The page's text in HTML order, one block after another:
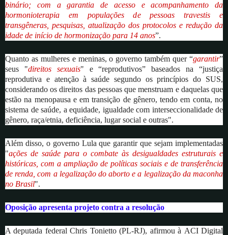
binário; com a garantia de acesso e acompanhamento da
hormonioterapia em populações de pessoas travestis e
transgêneras, pesquisas, atualização dos protocolos e redução da
idade de início de hormonização para 14 anos”.
Quanto as mulheres e meninas, o governo também quer “garantir”
seus "direitos sexuais" e “reprodutivos” baseados na “justiça
reprodutiva e atenção à saúde segundo os princípios do SUS,
considerando os direitos das pessoas que menstruam e daquelas que
estão na menopausa e em transição de gênero, tendo em conta, no
sistema de saúde, a equidade, igualdade com interseccionalidade de
gênero, raça/etnia, deficiência, lugar social e outras".
Além disso, o governo Lula que garantir que sejam implementadas
"ações de saúde para o combate às desigualdades estruturais e
históricas, com a ampliação de políticas sociais e de transferência
de renda, com a legalização do aborto e a legalização da maconha
no Brasil".
Oposição apresenta projeto contra a resolução
A deputada federal Chris Tonietto (PL-RJ), afirmou à ACI Digital